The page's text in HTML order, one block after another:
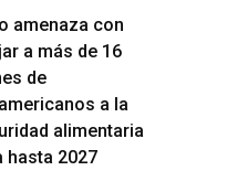
amenaza con
a más de 16
de
a la
alimentaria
hasta 2027